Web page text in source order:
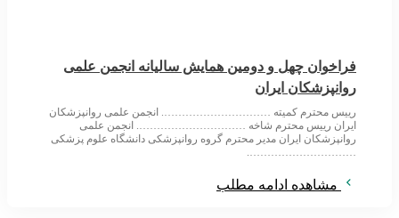
فراخوان چهل و دومین همایش سالیانه انجمن علمی
روانپزشکان ایران
رییس محترم کمیته …………………………. انجمن علمی روانپزشکان
ایران رییس محترم شاخه …………………………. انجمن علمی
روانپزشکان ایران مدیر محترم گروه روانپزشکی دانشگاه علوم پزشکی
مشاهده ادامه مطلب